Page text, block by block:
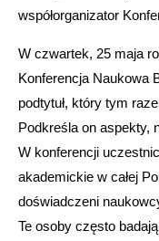
współorganizator
W czwartek, 25 maja
Konferencja Naukowa
podtytuł, który tym
Podkreśla on aspekty,
W konferencji
akademickie w całej
doświadczeni
Te osoby często